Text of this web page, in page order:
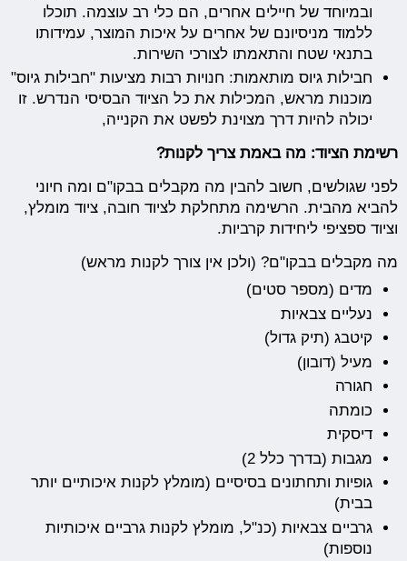
ובמיוחד של חיילים אחרים, הם כלי רב עוצמה. תוכלו
ללמוד מניסיונם של אחרים על איכות המוצר, עמידותו
בתנאי שטח והתאמתו לצורכי השירות.
חבילות גיוס מותאמות: חנויות רבות מציעות "חבילות גיוס"
מוכנות מראש, המכילות את כל הציוד הבסיסי הנדרש. זו
יכולה להיות דרך מצוינת לפשט את הקנייה,
רשימת הציוד: מה באמת צריך לקנות?
לפני שגולשים, חשוב להבין מה מקבלים בבקו"ם ומה חיוני
להביא מהבית. הרשימה מתחלקת לציוד חובה, ציוד מומלץ,
וציוד ספציפי ליחידות קרביות.
מה מקבלים בבקו"ם? (ולכן אין צורך לקנות מראש)
מדים (מספר סטים)
נעליים צבאיות
קיטבג (תיק גדול)
מעיל (דובון)
חגורה
כומתה
דיסקית
מגבות (בדרך כלל 2)
גופיות ותחתונים בסיסיים (מומלץ לקנות איכותיים יותר
בבית)
גרביים צבאיות (כנ"ל, מומלץ לקנות גרביים איכותיות
נוספות)